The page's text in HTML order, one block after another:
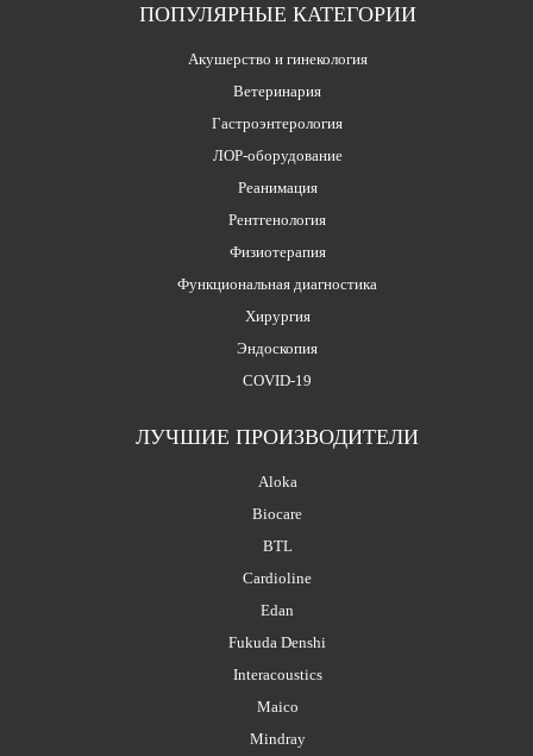
ПОПУЛЯРНЫЕ КАТЕГОРИИ
Акушерство и гинекология
Ветеринария
Гастроэнтерология
ЛОР-оборудование
Реанимация
Рентгенология
Физиотерапия
Функциональная диагностика
Хирургия
Эндоскопия
COVID-19
ЛУЧШИЕ ПРОИЗВОДИТЕЛИ
Aloka
Biocare
BTL
Cardioline
Edan
Fukuda Denshi
Interacoustics
Maico
Mindray